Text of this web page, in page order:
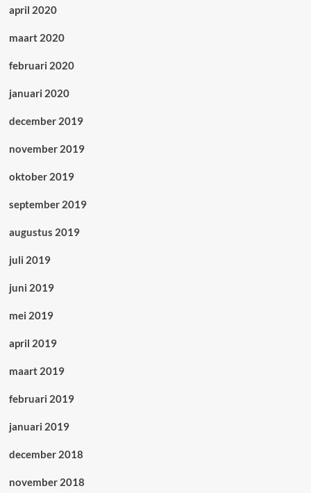
april 2020
maart 2020
februari 2020
januari 2020
december 2019
november 2019
oktober 2019
september 2019
augustus 2019
juli 2019
juni 2019
mei 2019
april 2019
maart 2019
februari 2019
januari 2019
december 2018
november 2018